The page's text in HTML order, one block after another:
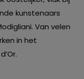
kunstenaars
Van velen
in het